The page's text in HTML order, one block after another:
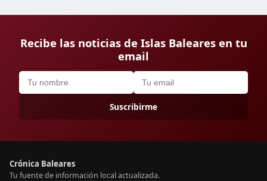
Recibe las noticias de Islas Baleares en tu
email
Suscribirme
Crónica Baleares
Tu fuente de información local actualizada.